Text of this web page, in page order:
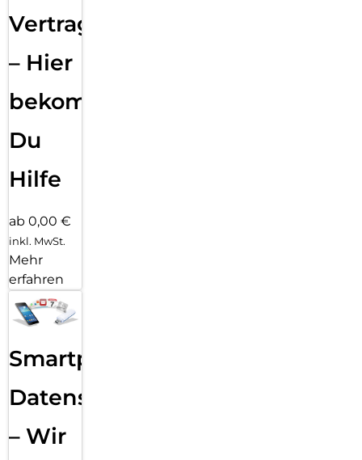
Vertragsabwicklung
– Hier
bekommst
Du
Hilfe
ab 0,00 €
inkl. MwSt.
Mehr
erfahren
Smartphone
Datensicherung
– Wir